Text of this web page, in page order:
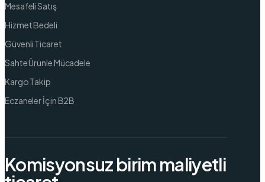
Mesafeli Satış
Hizmet Bedeli
Güvenli Ticaret
Sahte Ürünle Mücadele
Kargo Takip
Eczaneler İçin B2B
Komisyonsuz birim maliyetli